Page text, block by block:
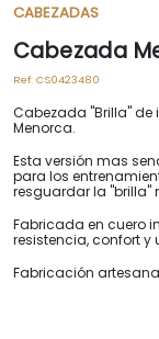
CABEZADAS
Cabezada
Ref: CS0423480
Cabezada "Brilla" de
Menorca.
Esta versión mas
para los
resguardar la "brilla"
Fabricada en cuero
resistencia, confort
Fabricación